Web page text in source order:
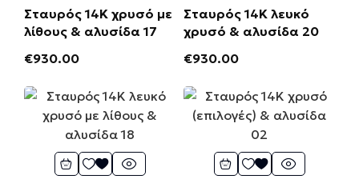
Σταυρός 14Κ χρυσό με
λίθους & αλυσίδα 17
€930.00
Σταυρός 14Κ λευκό
χρυσό & αλυσίδα 20
€930.00